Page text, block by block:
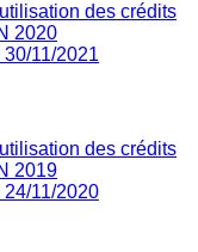
des crédits
2020
11/2021
des crédits
2019
11/2020